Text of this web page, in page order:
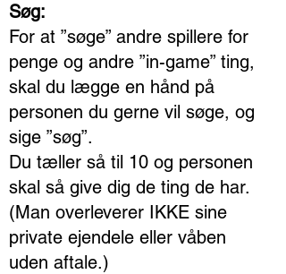
Søg:
For at ”søge” andre spillere for
penge og andre ”in-game” ting,
skal du lægge en hånd på
personen du gerne vil søge, og
sige ”søg”.
Du tæller så til 10 og personen
skal så give dig de ting de har.
(Man overleverer IKKE sine
private ejendele eller våben
uden aftale.)